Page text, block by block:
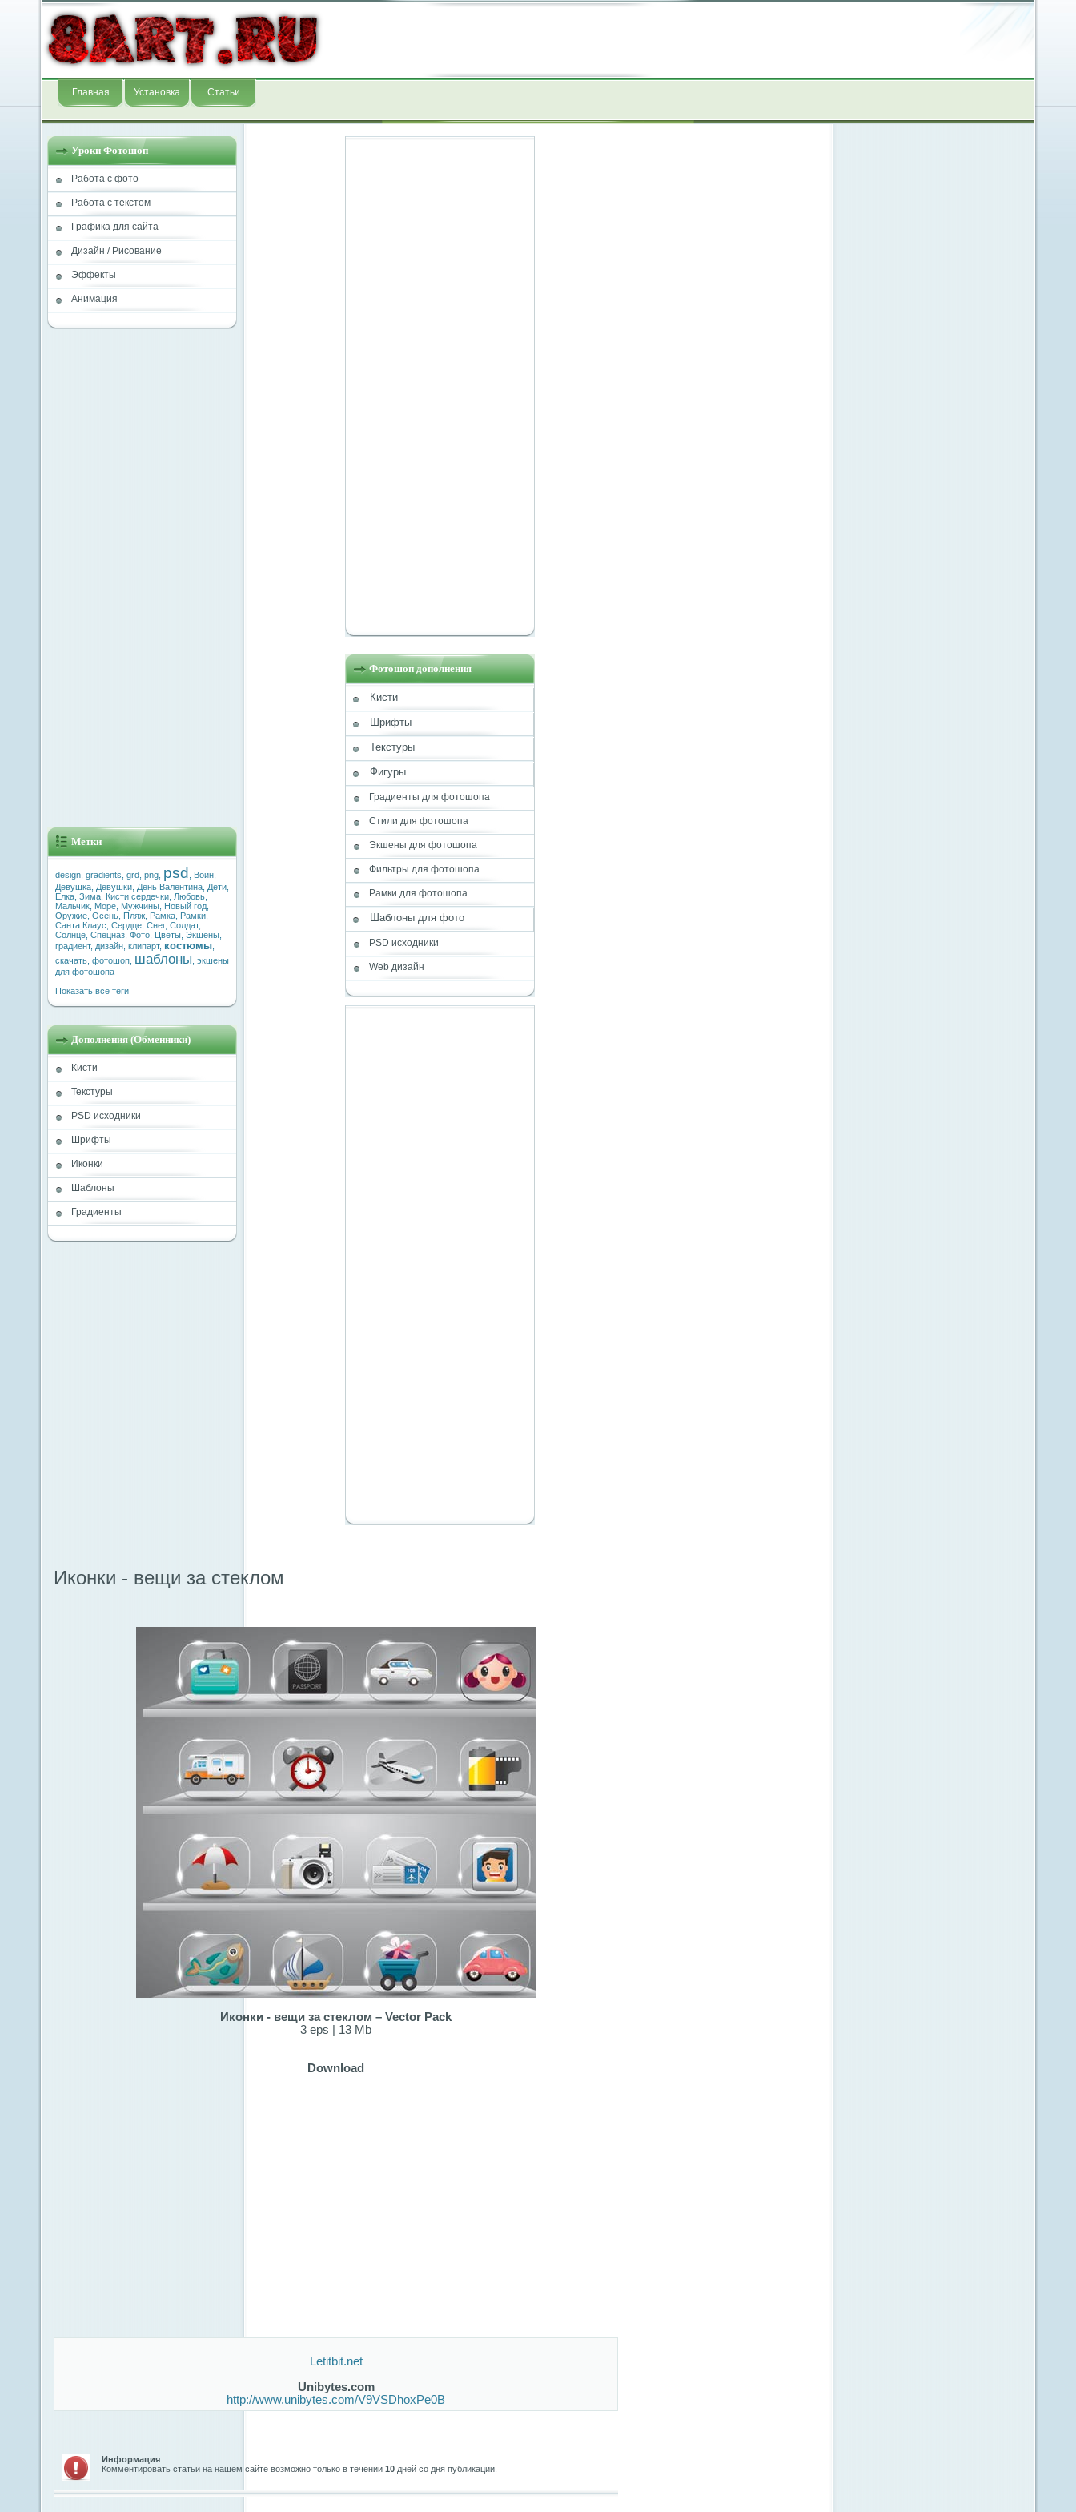
Главная Установка Статьи
Уроки Фотошоп
Работа с фото
Работа с текстом
Графика для сайта
Дизайн / Рисование
Эффекты
Анимация
Метки
design gradients grd png psd Воин
Девушка Девушки День Валентина Дети
Елка Зима Кисти сердечки Любовь
Мальчик Море Мужчины Новый год
Оружие Осень Пляж Рамка Рамки
Санта Клаус Сердце Снег, Солдат,
Солнце Спецназ Фото Цветы Экшены
градиент, дизайн клипарт, костюмы
скачать фотошоп шаблоны экшены
для фотошопа
Показать все теги
Дополнения (Обменники)
Кисти
Текстуры
PSD исходники
Шрифты
Иконки
Шаблоны
Градиенты
Фотошоп дополнения
Кисти
Шрифты
Текстуры
Фигуры
Градиенты для фотошопа
Стили для фотошопа
Экшены для фотошопа
Фильтры для фотошопа
Рамки для фотошопа
Шаблоны для фото
PSD исходники
Web дизайн
Иконки - вещи за стеклом
Иконки - вещи за стеклом – Vector Pack
3 eps | 13 Mb
Download
Letitbit.net
Unibytes.com
http://www.unibytes.com/V9VSDhoxPe0B
Информация
Комментировать статьи на нашем сайте возможно только в течении 10 дней со дня публикации.